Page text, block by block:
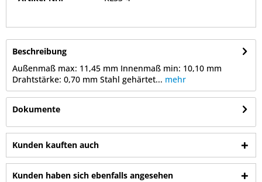
Beschreibung
Außenmaß max: 11,45 mm Innenmaß min: 10,10 mm
Drahtstärke: 0,70 mm Stahl gehärtet... mehr
Dokumente
Kunden kauften auch
Kunden haben sich ebenfalls angesehen